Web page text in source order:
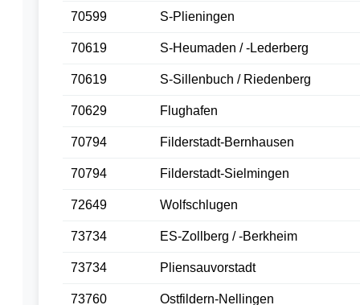
70599 S-Plieningen
70619 S-Heumaden / -Lederberg
70619 S-Sillenbuch / Riedenberg
70629 Flughafen
70794 Filderstadt-Bernhausen
70794 Filderstadt-Sielmingen
72649 Wolfschlugen
73734 ES-Zollberg / -Berkheim
73734 Pliensauvorstadt
73760 Ostfildern-Nellingen